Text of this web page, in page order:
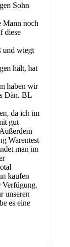
Sohn
Mann noch
diese
und wiegt
hält, hat
haben wir
Dän. BL
da ich im
gut
Warentest
man im
kaufen
Verfügung.
unseren
es eine